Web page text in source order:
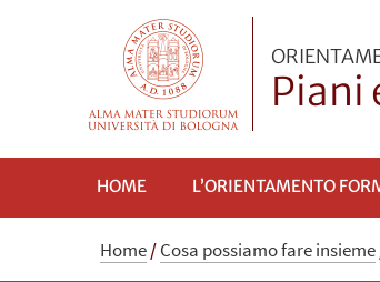
Piani
HOME L’ORIENTAMENTO
Home/Cosa possiamo fare insieme